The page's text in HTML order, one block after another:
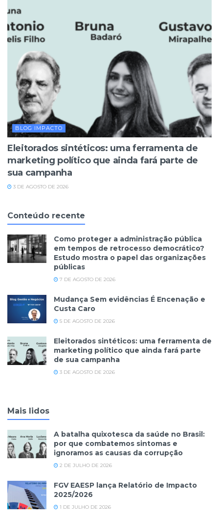
BLOG IMPACTO
Eleitorados sintéticos: uma ferramenta de
marketing político que ainda fará parte de
sua campanha
3 DE AGOSTO DE 2026
Conteúdo recente
Como proteger a administração pública
em tempos de retrocesso democrático?
Estudo mostra o papel das organizações
públicas
7 DE AGOSTO DE 2026
Mudança Sem evidências É Encenação e
Custa Caro
5 DE AGOSTO DE 2026
Eleitorados sintéticos: uma ferramenta de
marketing político que ainda fará parte
de sua campanha
3 DE AGOSTO DE 2026
Mais lidos
A batalha quixotesca da saúde no Brasil:
por que combatemos sintomas e
ignoramos as causas da corrupção
2 DE JULHO DE 2026
FGV EAESP lança Relatório de Impacto
2025/2026
1 DE JULHO DE 2026